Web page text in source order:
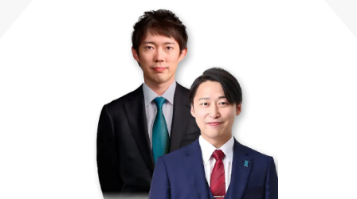
定額制営業代行『カリトルくん』
定額制採用代行・RPO『トルトルくん』
営業改善特化の動画制作『動画でカリトルく
定額LINE運用代行『LINEマキトルくん』
格安でAI導入支援『あいのりAI』
拡散付1日密着動画制作『まるごと社長』
1本無料で記事を制作『SEOトライアル』
定額制LP制作・改善『最強LP』
採用YouTubeチャンネル構築『トリトル』
会社概要・役員紹介